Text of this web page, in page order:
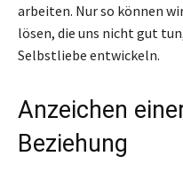
arbeiten. Nur so können
lösen, die uns nicht gut
Selbstliebe entwickeln.
Anzeichen
Beziehung